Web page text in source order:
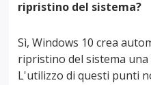
ripristino del sistema?
Sì, Windows 10 crea
ripristino del sistema
L'utilizzo di questi punti